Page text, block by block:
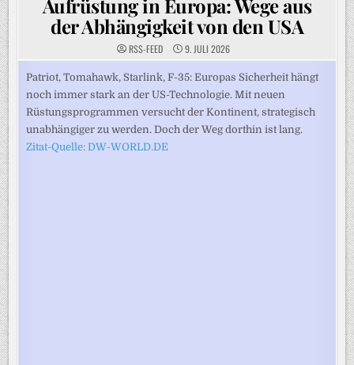
Aufrüstung in Europa: Wege aus
der Abhängigkeit von den USA
RSS-FEED 9. JULI 2026
Patriot, Tomahawk, Starlink, F-35: Europas Sicherheit hängt
noch immer stark an der US-Technologie. Mit neuen
Rüstungsprogrammen versucht der Kontinent, strategisch
unabhängiger zu werden. Doch der Weg dorthin ist lang.
Zitat-Quelle: DW-WORLD.DE